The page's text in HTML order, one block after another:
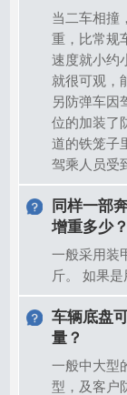
当二车相撞
重，比常规
速度就小约
就很可观，
另防弹车因
位的加装了
道的铁笼子
驾乘人员受
同样一部
增重多少？
一般采用装
斤。 如果是
车辆底盘
量？
一般中大型
型，及客户